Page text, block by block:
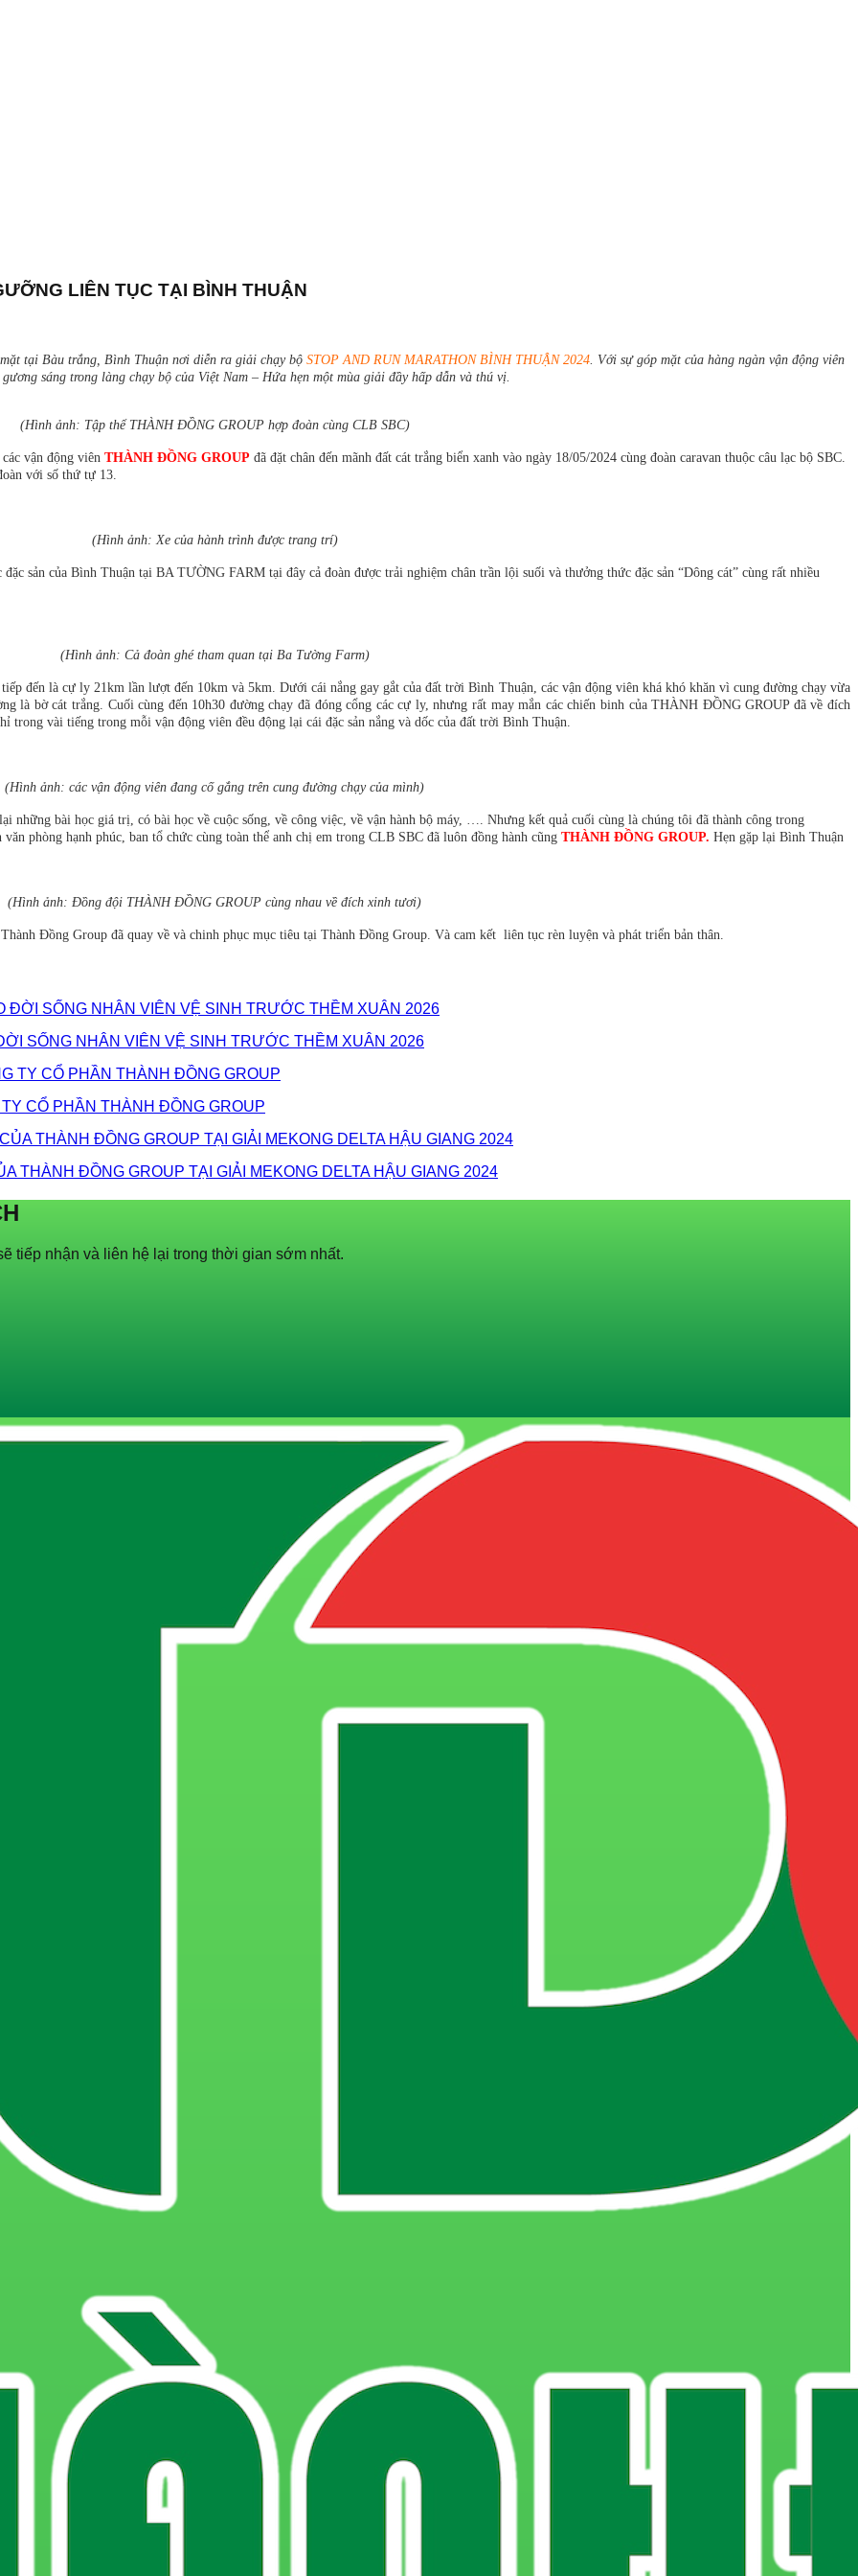
LIÊN TỤC TẠI BÌNH THUẬN
tại Bàu trắng, Bình Thuận nơi diễn ra giải chạy bộ STOP AND RUN MARATHON BÌNH THUẬN 2024. Với sự góp mặt của hàng ngàn vận động viên
sáng trong làng chạy bộ của Việt Nam – Hứa hẹn một mùa giải đầy hấp dẫn và thú vị.
(Hình ảnh: Tập thể THÀNH ĐỒNG GROUP hợp đoàn cùng CLB SBC)
vận động viên THÀNH ĐỒNG GROUP đã đặt chân đến mãnh đất cát trắng biển xanh vào ngày 18/05/2024 cùng đoàn caravan thuộc câu lạc bộ SBC.
với số thứ tự 13.
(Hình ảnh: Xe của hành trình được trang trí)
sản của Bình Thuận tại BA TƯỜNG FARM tại đây cả đoàn được trải nghiệm chân trần lội suối và thưởng thức đặc sản “Dông cát” cùng rất nhiều
(Hình ảnh: Cả đoàn ghé tham quan tại Ba Tường Farm)
đến là cự ly 21km lần lượt đến 10km và 5km. Dưới cái nắng gay gắt của đất trời Bình Thuận, các vận động viên khá khó khăn vì cung đường chạy vừa
là bờ cát trắng. Cuối cùng đến 10h30 đường chạy đã đóng cổng các cự ly, nhưng rất may mắn các chiến binh của THÀNH ĐỒNG GROUP đã về đích
vài tiếng trong mỗi vận động viên đều động lại cái đặc sản nắng và dốc của đất trời Bình Thuận.
(Hình ảnh: các vận động viên đang cố gắng trên cung đường chạy của mình)
bài học giá trị, có bài học về cuộc sống, về công việc, về vận hành bộ máy, …. Nhưng kết quả cuối cùng là chúng tôi đã thành công trong
phòng hạnh phúc, ban tổ chức cùng toàn thể anh chị em trong CLB SBC đã luôn đồng hành cũng THÀNH ĐỒNG GROUP. Hẹn gặp lại Bình Thuận
(Hình ảnh: Đồng đội THÀNH ĐỒNG GROUP cùng nhau về đích xinh tươi)
Đồng Group đã quay về và chinh phục mục tiêu tại Thành Đồng Group. Và cam kết liên tục rèn luyện và phát triển bản thân.
SỐNG NHÂN VIÊN VỆ SINH TRƯỚC THỀM XUÂN 2026
CỔ PHẦN THÀNH ĐỒNG GROUP
THÀNH ĐỒNG GROUP TẠI GIẢI MEKONG DELTA HẬU GIANG 2024
tiếp nhận và liên hệ lại trong thời gian sớm nhất.